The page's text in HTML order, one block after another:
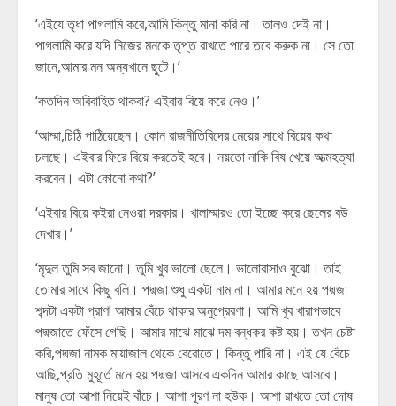
‘এইযে তৃধা পাগলামি করে,আমি কিন্তু মানা করি না। তালও দেই না।
পাগলামি করে যদি নিজের মনকে তৃপ্ত রাখতে পারে তবে করুক না। সে তো
জানে,আমার মন অন্যখানে ছুটে।’
‘কতদিন অবিবাহিত থাকবা? এইবার বিয়ে করে নেও।’
‘আম্মা,চিঠি পাঠিয়েছেন। কোন রাজনীতিবিদের মেয়ের সাথে বিয়ের কথা
চলছে। এইবার ফিরে বিয়ে করতেই হবে। নয়তো নাকি বিষ খেয়ে আত্মহত্যা
করবেন। এটা কোনো কথা?’
‘এইবার বিয়ে কইরা নেওয়া দরকার। খালাম্মারও তো ইচ্ছে করে ছেলের বউ
দেখার।’
‘মৃদুল তুমি সব জানো। তুমি খুব ভালো ছেলে। ভালোবাসাও বুঝো। তাই
তোমার সাথে কিছু বলি। পদ্মজা শুধু একটা নাম না। আমার মনে হয় পদ্মজা
শব্দটা একটা প্রাণ! আমার বেঁচে থাকার অনুপ্রেরণা। আমি খুব খারাপভাবে
পদ্মজাতে ফেঁসে গেছি। আমার মাঝে মাঝে দম বন্ধকর কষ্ট হয়। তখন চেষ্টা
করি,পদ্মজা নামক মায়াজাল থেকে বেরোতে। কিন্তু পারি না। এই যে বেঁচে
আছি,প্রতি মুহূর্তে মনে হয় পদ্মজা আসবে একদিন আমার কাছে আসবে।
মানুষ তো আশা নিয়েই বাঁচে। আশা পূরণ না হউক। আশা রাখতে তো দোষ